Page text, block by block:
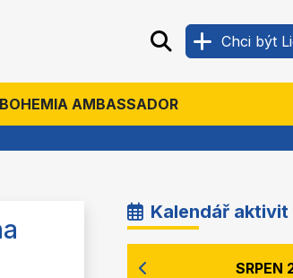
Chci být
AMBASSADOR
Kalendář aktivit
SRPEN